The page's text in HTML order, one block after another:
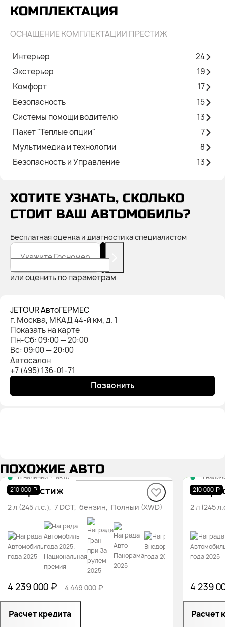
КОМПЛЕКТАЦИЯ
ОСНАЩЕНИЕ КОМПЛЕКТАЦИИ ПРЕСТИЖ
Интерьер
24
Экстерьер
19
Комфорт
17
Безопасность
15
Системы помощи водителю
13
Пакет "Теплые опции"
7
Мультимедиа и технологии
8
Безопасность и Управление
13
ХОТИТЕ УЗНАТЬ, СКОЛЬКО
СТОИТ ВАШ АВТОМОБИЛЬ?
Бесплатная оценка и диагностика специалистом
Укажите Госномер
или оценить по параметрам
JETOUR АвтоГЕРМЕС
г. Москва, МКАД 44-й км, д. 1
Показать на карте
Пн-Cб: 09:00 — 20:00
Вс: 09:00 — 20:00
Автосалон
+7 (495) 136-01-71
Позвонить
ПОХОЖИЕ АВТО
210 000 ₽
В наличии · авто
T2 Престиж
2 л (245 л.с.), 7 DCT, бензин, Полный (XWD)
4 239 000 ₽ 4 449 000 ₽
Расчет кредита
210 000 ₽
В
T2
2 л (245
4 239
Расчет